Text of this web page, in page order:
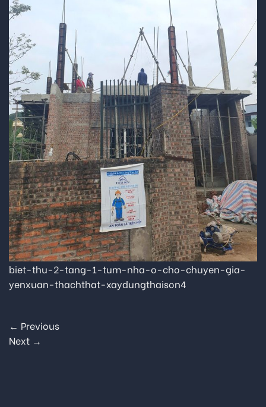
biet-thu-2-tang-1-tum-nha-o-cho-chuyen-gia-
yenxuan-thachthat-xaydungthaison4
← Previous
Next →